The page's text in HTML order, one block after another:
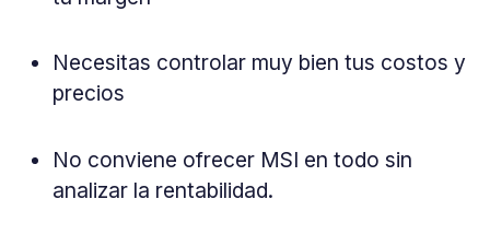
Necesitas controlar muy bien tus costos y
precios
No conviene ofrecer MSI en todo sin
analizar la rentabilidad.